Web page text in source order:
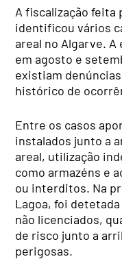
A fiscalização feita
identificou vários
areal no Algarve.
em agosto e
existiam
histórico de
Entre os casos
instalados junto a
areal, utilização
como armazéns e
ou interditos. Na
Lagoa, foi
não licenciados,
de risco junto a
perigosas.